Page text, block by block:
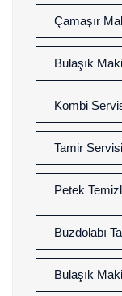
Çamaşır
Bulaşık
Kombi
Tamir Servisi
Petek
Buzdolabı
Bulaşık